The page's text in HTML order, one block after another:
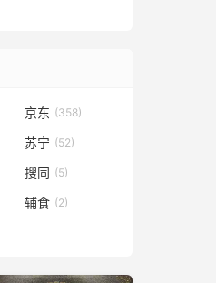
京东 (358)
苏宁 (52)
搜同 (5)
辅食 (2)